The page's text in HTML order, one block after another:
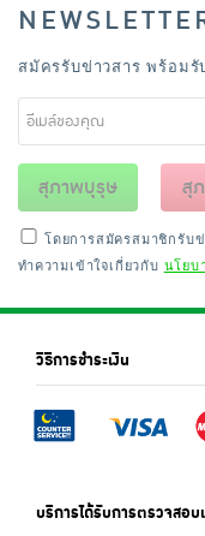
สมัครรับข่าวสาร พร้อมรั
สุภาพบุรุษ สุ
โดยการสมัครสมาชิกรับ
ทำความเข้าใจเกี่ยวกับ นโยบ
วิธีการชำระเงิน
บริการได้รับการตรวจสอบ